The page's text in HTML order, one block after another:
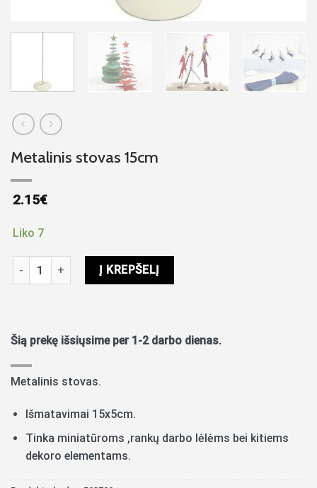
Metalinis stovas 15cm
2.15€
Liko 7
produkto kiekis: Metalinis stovas 15cm
Į KREPŠELĮ
Šią prekę išsiųsime per 1-2 darbo dienas.
Metalinis stovas.
Išmatavimai 15x5cm.
Tinka miniatūroms ,rankų darbo lėlėms bei kitiems
dekoro elementams.